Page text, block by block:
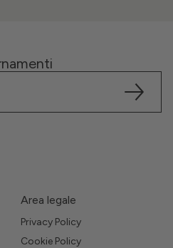
Area legale
Privacy Policy
Cookie Policy